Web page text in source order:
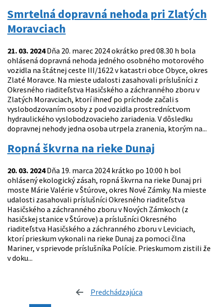
Smrtelná dopravná nehoda pri Zlatých
Moravciach
21. 03. 2024Dňa 20. marec 2024 okrátko pred 08.30 h bola
ohlásená dopravná nehoda jedného osobného motorového
vozidla na štátnej ceste III/1622 v katastri obce Obyce, okres
Zlaté Moravce. Na mieste udalosti zasahovali príslušníci z
Okresného riaditeľstva Hasičského a záchranného zboru v
Zlatých Moravciach, ktorí ihneď po príchode začali s
vyslobodzovaním osoby z pod vozidla prostredníctvom
hydraulického vyslobodzovacieho zariadenia. V dôsledku
dopravnej nehody jedna osoba utrpela zranenia, ktorým na...
Ropná škvrna na rieke Dunaj
20. 03. 2024Dňa 19. marca 2024 krátko po 10:00 h bol
ohlásený ekologický zásah, ropná škvrna na rieke Dunaj pri
moste Márie Valérie v Štúrove, okres Nové Zámky. Na mieste
udalosti zasahovali príslušníci Okresného riaditeľstva
Hasičského a záchranného zboru v Nových Zámkoch (z
hasičskej stanice v Štúrove) a príslušníci Okresného
riaditeľstva Hasičského a záchranného zboru v Leviciach,
ktorí prieskum vykonali na rieke Dunaj za pomoci člna
Mariner, v sprievode príslušníka Polície. Prieskumom zistili že
v doku...
Predchádzajúca